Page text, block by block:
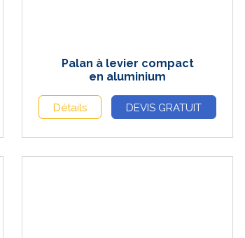
Palan à levier compact
en aluminium
Détails DEVIS GRATUIT